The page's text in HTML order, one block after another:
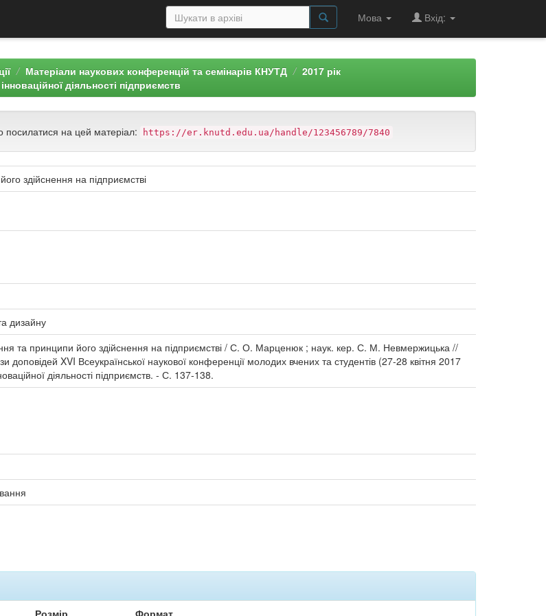
Мова Вхід:
Матеріали наукових конференцій та семінарів КНУТД
2017 рік
діяльності підприємств
посилатися на цей матеріал: https://er.knutd.edu.ua/handle/123456789/7840
здійснення на підприємстві
дизайну
та принципи його здійснення на підприємстві / С. О. Марценюк ; наук. кер. С. М. Невмержицька //
доповідей XVI Всеукраїнської наукової конференції молодих вчених та студентів (27-28 квітня 2017
діяльності підприємств. - С. 137-138.
Розмір Формат